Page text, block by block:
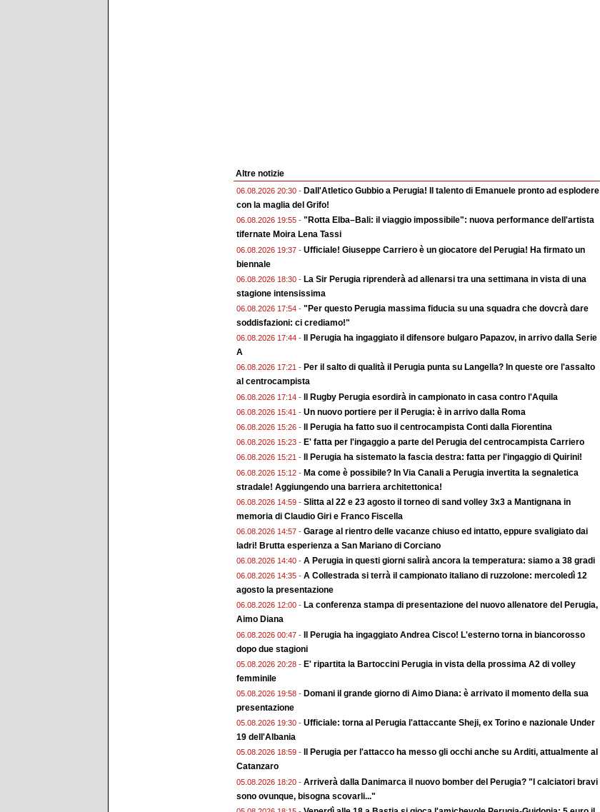
Altre notizie
06.08.2026 20:30 - Dall'Atletico Gubbio a Perugia! Il talento di Emanuele pronto ad esplodere
con la maglia del Grifo!
06.08.2026 19:55 - "Rotta Elba–Bali: il viaggio impossibile": nuova performance dell'artista
tifernate Moira Lena Tassi
06.08.2026 19:37 - Ufficiale! Giuseppe Carriero è un giocatore del Perugia! Ha firmato un
biennale
06.08.2026 18:30 - La Sir Perugia riprenderà ad allenarsi tra una settimana in vista di una
stagione intensissima
06.08.2026 17:54 - "Per questo Perugia massima fiducia su una squadra che dovcrà dare
soddisfazioni: ci crediamo!"
06.08.2026 17:44 -
Il Perugia ha ingaggiato il difensore bulgaro Papazov, in arrivo dalla Serie
A
06.08.2026 17:21 - Per il salto di qualità il Perugia punta su Langella? In queste ore l'assalto
al centrocampista
06.08.2026 17:14 - Il Rugby Perugia esordirà in campionato in casa contro l'Aquila
06.08.2026 15:41 - Un nuovo portiere per il Perugia: è in arrivo dalla Roma
06.08.2026 15:26 - Il Perugia ha fatto suo il centrocampista Conti dalla Fiorentina
06.08.2026 15:23 - E' fatta per l'ingaggio a parte del Perugia del centrocampista Carriero
06.08.2026 15:21 - Il Perugia ha sistemato la fascia destra: fatta per l'ingaggio di Quirini!
06.08.2026 15:12 - Ma come è possibile? In Via Canali a Perugia invertita la segnaletica
stradale! Aggiungendo una barriera architettonica!
06.08.2026 14:59 - Slitta al 22 e 23 agosto il torneo di sand volley 3x3 a Mantignana in
memoria di Claudio Giri e Franco Fiscella
06.08.2026 14:57 - Garage al rientro delle vacanze chiuso ed intatto, eppure svaligiato dai
ladri! Brutta esperienza a San Mariano di Corciano
06.08.2026 14:40 - A Perugia in questi giorni salirà ancora la temperatura: siamo a 38 gradi
06.08.2026 14:35 - A Collestrada si terrà il campionato italiano di ruzzolone: mercoledì 12
agosto la presentazione
06.08.2026 12:00 - La conferenza stampa di presentazione del nuovo allenatore del Perugia,
Aimo Diana
06.08.2026 00:47 - Il Perugia ha ingaggiato Andrea Cisco! L'esterno torna in biancorosso
dopo due stagioni
05.08.2026 20:28 - E' ripartita la Bartoccini Perugia in vista della prossima A2 di volley
femminile
05.08.2026 19:58 - Domani il grande giorno di Aimo Diana: è arrivato il momento della sua
presentazione
05.08.2026 19:30 - Ufficiale: torna al Perugia l'attaccante Sheji, ex Torino e nazionale Under
19 dell'Albania
05.08.2026 18:59 -
Il Perugia per l'attacco ha messo gli occhi anche su Arditi, attualmente al
Catanzaro
05.08.2026 18:20 - Arriverà dalla Danimarca il nuovo bomber del Perugia? "I calciatori bravi
sono ovunque, bisogna scovarli..."